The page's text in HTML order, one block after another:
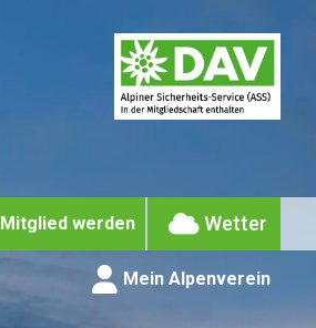
Wetter
Mitglied werden
Mein Alpenverein